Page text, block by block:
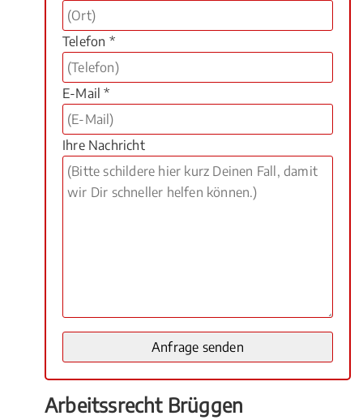
Telefon *
E-Mail *
Ihre Nachricht
Arbeitssrecht Brüggen